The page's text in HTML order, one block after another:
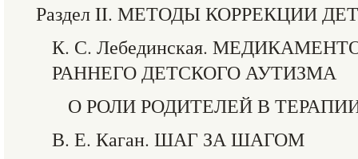
Раздел II. МЕТОДЫ КОРРЕКЦИИ
К. С. Лебединская.
РАННЕГО ДЕТСКОГО АУТИЗМА
О РОЛИ РОДИТЕЛЕЙ В
В. Е. Каган. ШАГ ЗА ШАГОМ